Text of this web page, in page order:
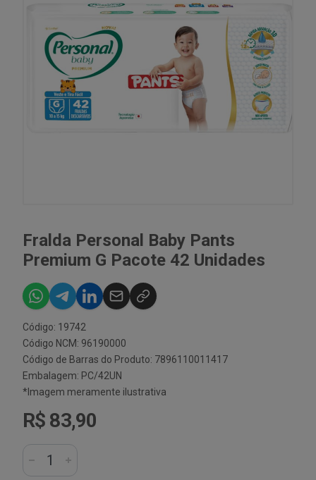
Fralda Personal Baby Pants
Premium G Pacote 42 Unidades
Código: 19742
Código NCM: 96190000
Código de Barras do Produto: 7896110011417
Embalagem: PC/42UN
*Imagem meramente ilustrativa
R$ 83,90